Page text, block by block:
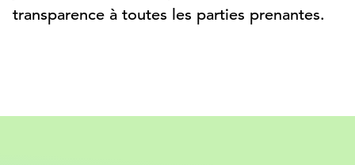
transparence à toutes les parties prenantes.